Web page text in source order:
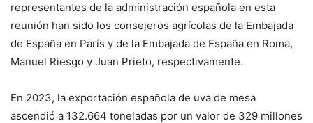
representantes de la administración española en esta
reunión han sido los consejeros agrícolas de la Embajada
de España en París y de la Embajada de España en Roma,
Manuel Riesgo y Juan Prieto, respectivamente.
En 2023, la exportación española de uva de mesa
ascendió a 132.664 toneladas por un valor de 329 millones